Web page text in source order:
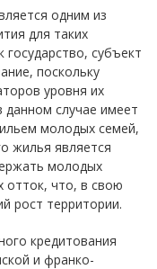
одним из
для таких
государство, субъект
поскольку
уровня их
данном случае имеет
молодых семей,
жилья является
молодых
отток, что, в свою
рост территории.
кредитования
и франко-